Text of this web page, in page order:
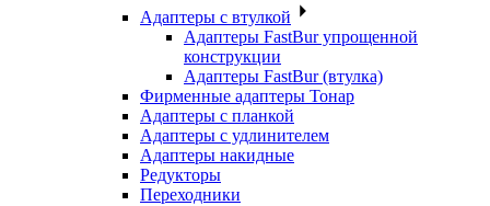
Адаптеры с втулкой
Адаптеры FastBur упрощенной
конструкции
Адаптеры FastBur (втулка)
Фирменные адаптеры Тонар
Адаптеры с планкой
Адаптеры с удлинителем
Адаптеры накидные
Редукторы
Переходники